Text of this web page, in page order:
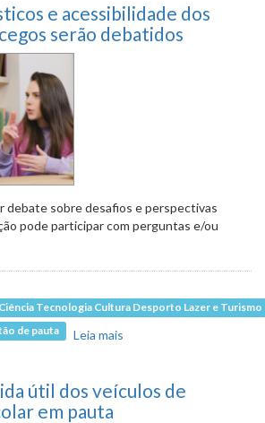
e acessibilidade dos
serão debatidos
debate sobre desafios e perspectivas
pode participar com perguntas e/ou
Tecnologia Cultura Desporto Lazer e Turismo
de pauta Leia mais
surdos e surdocegos
útil dos veículos de
em pauta